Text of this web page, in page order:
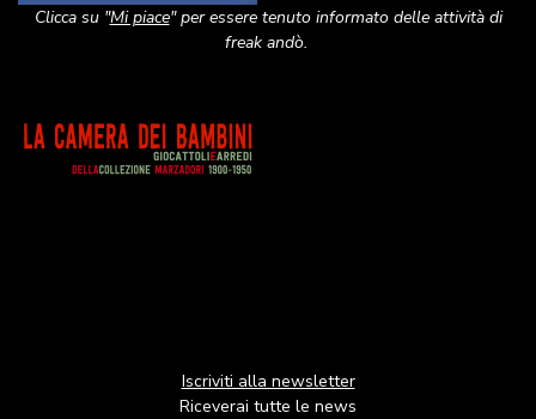
Clicca su "Mi piace" per essere tenuto informato delle attività di
freak andò.
Image
Iscriviti alla newsletter
Riceverai tutte le news